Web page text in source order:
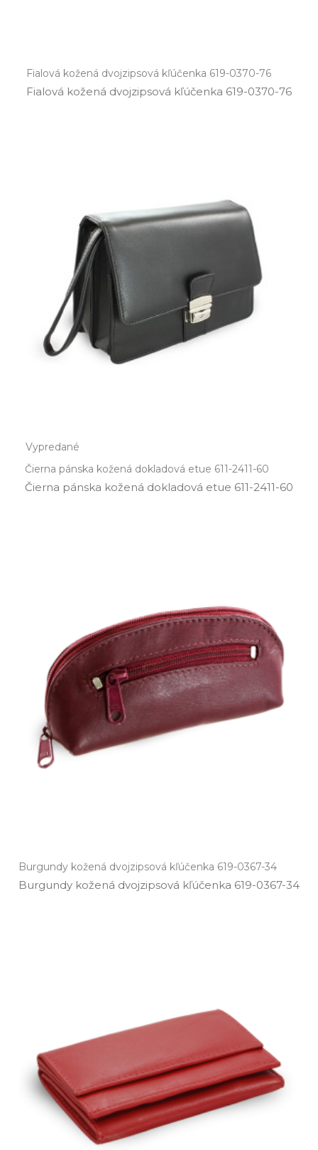
Fialová kožená dvojzipsová kľúčenka 619-0370-76
Fialová kožená dvojzipsová kľúčenka 619­-0370­-76
Vypredané
Čierna pánska kožená dokladová etue 611-2411-60
Čierna pánska kožená dokladová etue 611­-2411­-60
Burgundy kožená dvojzipsová kľúčenka 619-0367-34
Burgundy kožená dvojzipsová kľúčenka 619­-0367­-34